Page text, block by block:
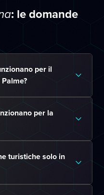
: le domande
per il
per la
turistiche solo in